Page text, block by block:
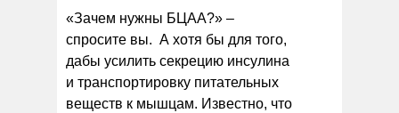
«Зачем нужны БЦАА?» –
спросите вы. А хотя бы для того,
дабы усилить секрецию инсулина
и транспортировку питательных
веществ к мышцам. Известно, что